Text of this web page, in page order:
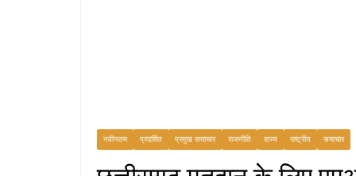
नवीनतम प्रदर्शित प्रमुख समाचार राजनीति राज्य राष्ट्रीय समाचार